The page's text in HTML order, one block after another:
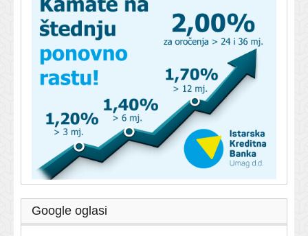
Google oglasi